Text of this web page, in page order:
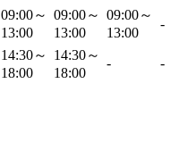
09:00～
13:00
09:00～
13:00
09:00～
13:00
-
14:30～
18:00
14:30～
18:00
- -